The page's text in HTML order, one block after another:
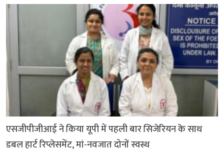
एसजीपीजीआई ने किया यूपी में पहली बार सिजेरियन के साथ
डबल हार्ट रिप्लेसमेंट, मां-नवजात दोनों स्वस्थ